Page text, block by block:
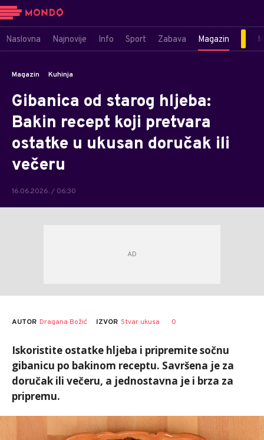
Naslovna Najnovije Info Sport Zabava Magazin
Magazin Kuhinja
Gibanica od starog hljeba:
Bakin recept koji pretvara
ostatke u ukusan doručak ili
večeru
16.06.2026. / 06:30
AUTOR Dragana Božić IZVOR Stvar ukusa 0
Iskoristite ostatke hljeba i pripremite sočnu
gibanicu po bakinom receptu. Savršena je za
doručak ili večeru, a jednostavna je i brza za
pripremu.